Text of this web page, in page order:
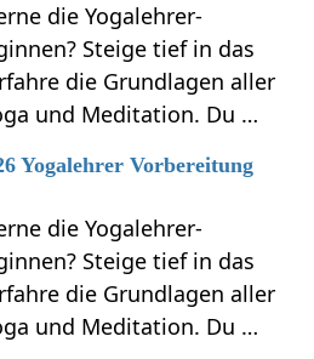
die Yogalehrer-
Steige tief in das
die Grundlagen aller
und Meditation. Du …
Yogalehrer Vorbereitung
die Yogalehrer-
Steige tief in das
die Grundlagen aller
und Meditation. Du …